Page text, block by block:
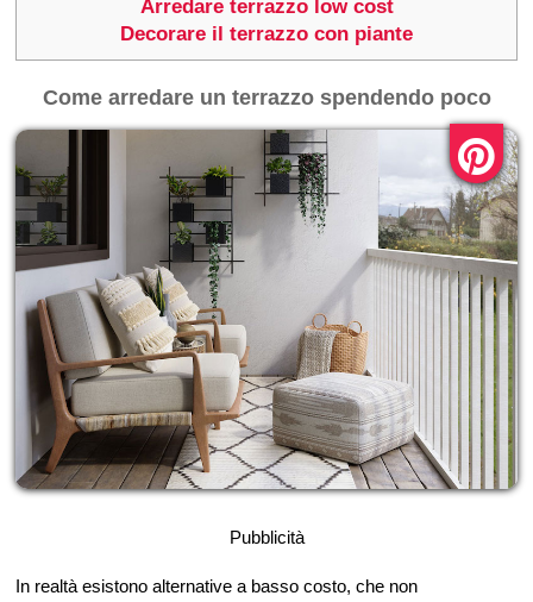
Arredare terrazzo low cost
Decorare il terrazzo con piante
Come arredare un terrazzo spendendo poco
Pubblicità
In realtà esistono alternative a basso costo, che non